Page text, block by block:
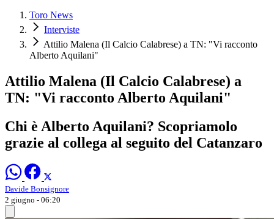
Toro News
Interviste
Attilio Malena (Il Calcio Calabrese) a TN: "Vi racconto
Alberto Aquilani"
Attilio Malena (Il Calcio Calabrese) a
TN: "Vi racconto Alberto Aquilani"
Chi è Alberto Aquilani? Scopriamolo
grazie al collega al seguito del Catanzaro
Davide Bonsignore
2 giugno - 06:20